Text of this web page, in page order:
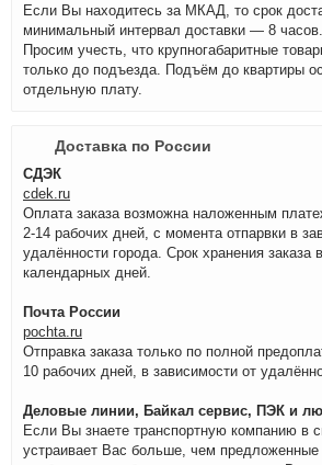
Если Вы находитесь за МКАД, то срок
минимальный интервал доставки — 8 часов.
Просим учесть, что крупногабаритные
только до подъезда. Подъём до квартиры
отдельную плату.
Доставка по России
СДЭК
cdek.ru
Оплата заказа возможна наложенным
2-14 рабочих дней, с момента отпарвки в
удалённости города. Срок хранения заказа
календарных дней.
Почта России
pochta.ru
Отправка заказа только по полной
10 рабочих дней, в зависимости от
Деловые линии, Байкал сервис, ПЭК и
Если Вы знаете транспортную компанию в
устраивает Вас больше, чем предложенные